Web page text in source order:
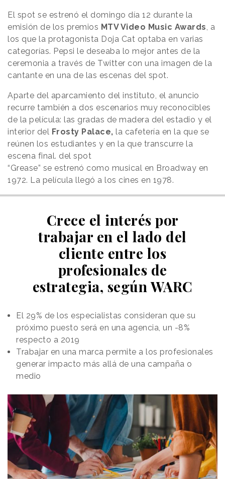
El spot se estrenó el domingo día 12 durante la
emisión de los premios MTV Video Music Awards, a
los que la protagonista Doja Cat optaba en varias
categorías. Pepsi le deseaba lo mejor antes de la
ceremonia a través de Twitter con una imagen de la
cantante en una de las escenas del spot.
Aparte del aparcamiento del instituto, el anuncio
recurre también a dos escenarios muy reconocibles
de la película: las gradas de madera del estadio y el
interior del Frosty Palace, la cafetería en la que se
reúnen los estudiantes y en la que transcurre la
escena final. del spot
“Grease” se estrenó como musical en Broadway en
1972. La película llegó a los cines en 1978.
Crece el interés por
trabajar en el lado del
cliente entre los
profesionales de
estrategia, según WARC
El 29% de los especialistas consideran que su
próximo puesto será en una agencia, un -8%
respecto a 2019
Trabajar en una marca permite a los profesionales
generar impacto más allá de una campaña o
medio